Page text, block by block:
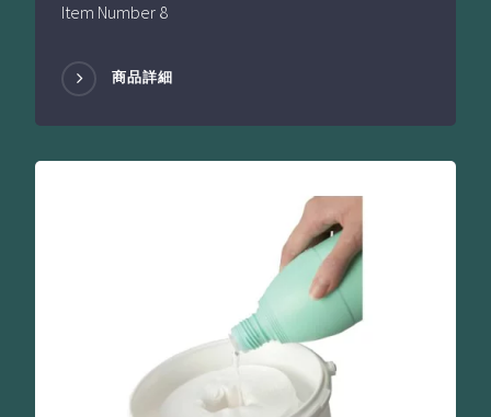
Item Number 8
商品詳細